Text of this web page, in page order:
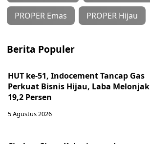
PROPER Emas PROPER Hijau
Berita Populer
HUT ke-51, Indocement Tancap Gas
Perkuat Bisnis Hijau, Laba Melonjak
19,2 Persen
5 Agustus 2026